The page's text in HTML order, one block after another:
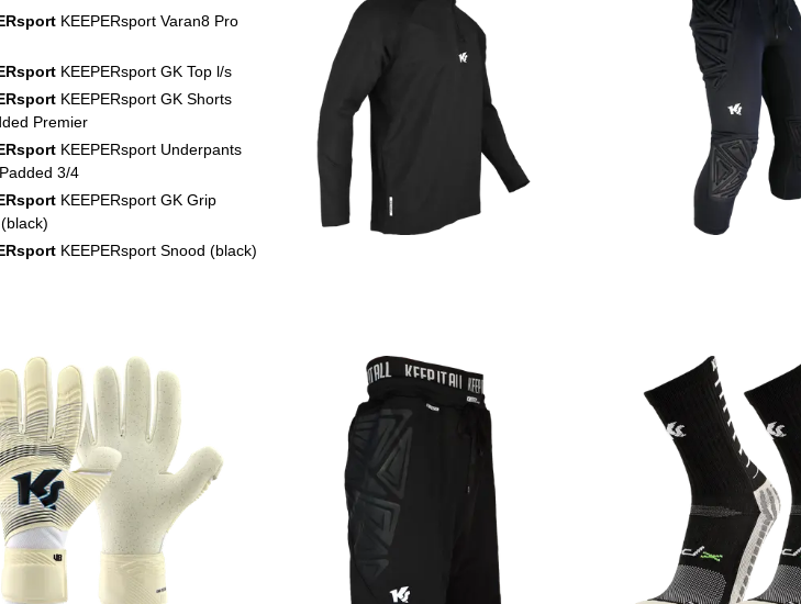
KEEPERsport Varan8 Pro
KEEPERsport GK Top l/s
KEEPERsport GK Shorts
Premier
KEEPERsport Underpants
3/4
KEEPERsport GK Grip
KEEPERsport Snood (black)